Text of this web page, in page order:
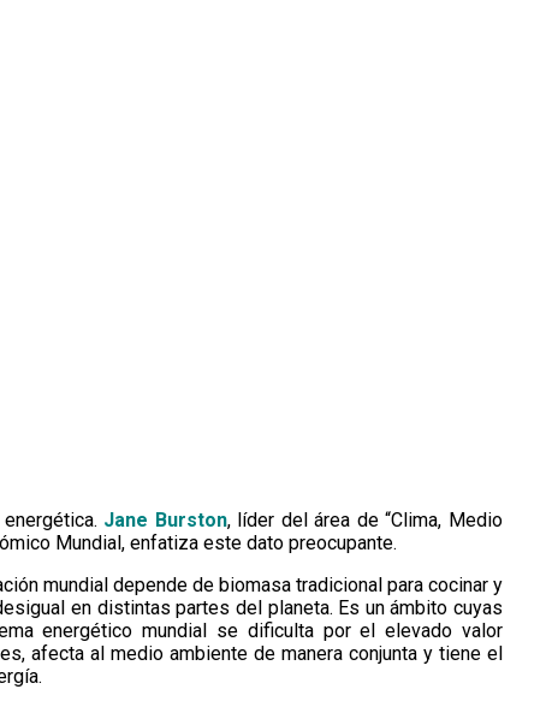
Jane Burston, líder del área de “Clima, Medio
Mundial, enfatiza este dato preocupante.
mundial depende de biomasa tradicional para cocinar y
en distintas partes del planeta. Es un ámbito cuyas
energético mundial se dificulta por el elevado valor
afecta al medio ambiente de manera conjunta y tiene el